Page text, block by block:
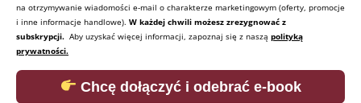
na otrzymywanie wiadomości e-mail o charakterze marketingowym (oferty, promocje
i inne informacje handlowe). W każdej chwili możesz zrezygnować z
subskrypcji. Aby uzyskać więcej informacji, zapoznaj się z naszą polityką
prywatności.
Chcę dołączyć i odebrać e-book